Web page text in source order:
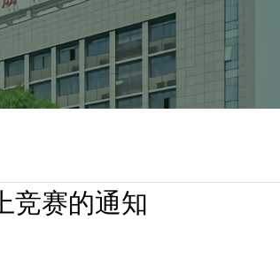
竞赛的通知